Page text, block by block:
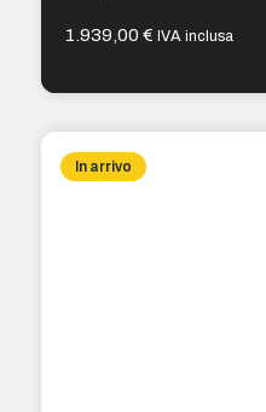
1.939,00€ IVA inclusa
In arrivo